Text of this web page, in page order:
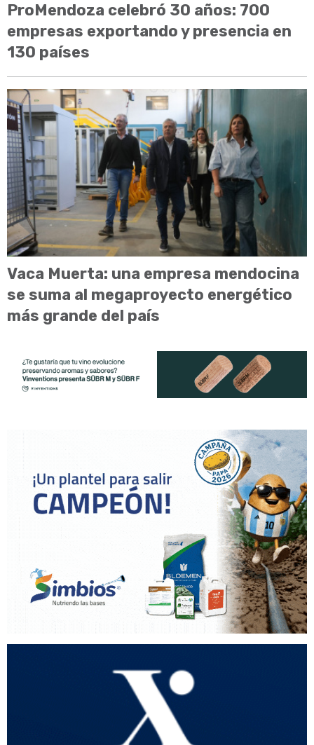
ProMendoza celebró 30 años: 700
empresas exportando y presencia en
130 países
Vaca Muerta: una empresa mendocina
se suma al megaproyecto energético
más grande del país